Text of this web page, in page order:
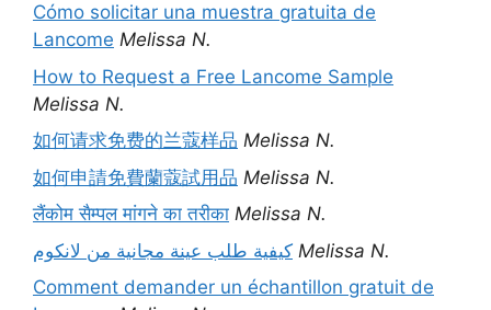
Cómo solicitar una muestra gratuita de
Lancome Melissa N.
How to Request a Free Lancome Sample
Melissa N.
如何请求免费的兰蔻样品 Melissa N.
如何申請免費蘭蔻試用品 Melissa N.
लैंकोम सैम्पल मांगने का तरीका Melissa N.
كيفية طلب عينة مجانية من لانكوم Melissa N.
Comment demander un échantillon gratuit de